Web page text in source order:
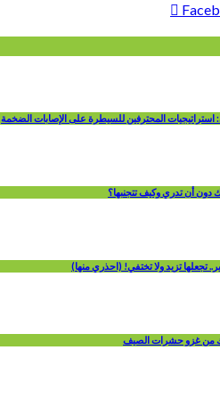
استراتيجيات المحترفين للسيطرة على الإصابات الضخمة
دون أن تدري وكيف تتجنبها؟
تجعلها تزيد ولا تختفي! (احذري منها)
من غزو حشرات الصيف